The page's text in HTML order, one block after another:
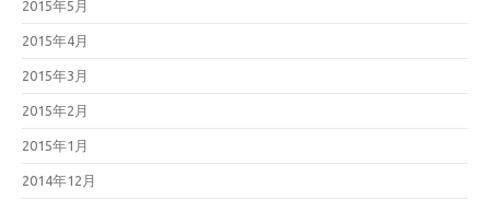
2015年5月
2015年4月
2015年3月
2015年2月
2015年1月
2014年12月